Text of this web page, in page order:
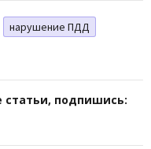
нарушение ПДД
статьи, подпишись: